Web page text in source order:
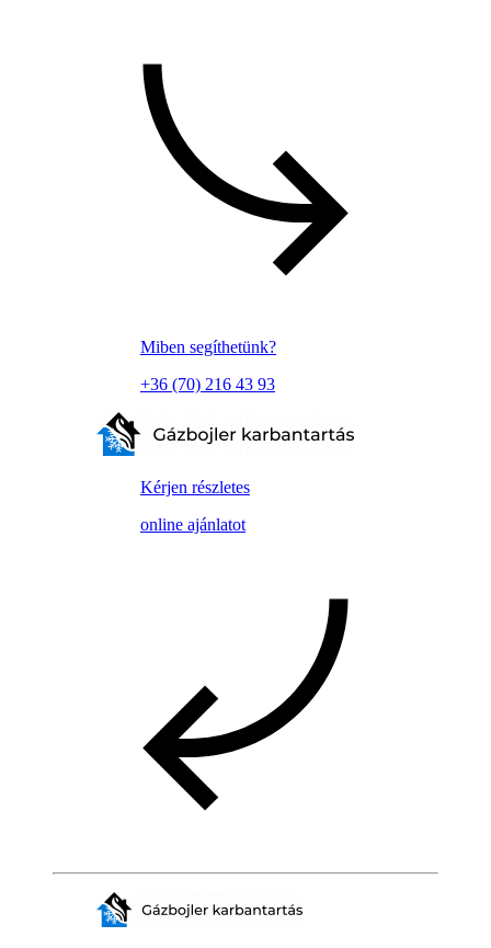
Miben segíthetünk?
+36 (70) 216 43 93
Kérjen részletes
online ajánlatot